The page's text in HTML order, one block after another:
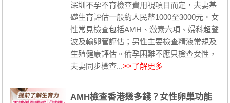
深圳不孕不育檢查費用視項目而定，夫妻基
礎生育評估一般約人民幣1000至3000元。女
性常見檢查包括AMH、激素六項、婦科超聲
波及輸卵管評估；男性主要檢查精液常規及
生殖健康評估。備孕困難不應只檢查女性，
夫妻同步檢查...>>了解更多
AMH檢查香港幾多錢？女性卵巢功能